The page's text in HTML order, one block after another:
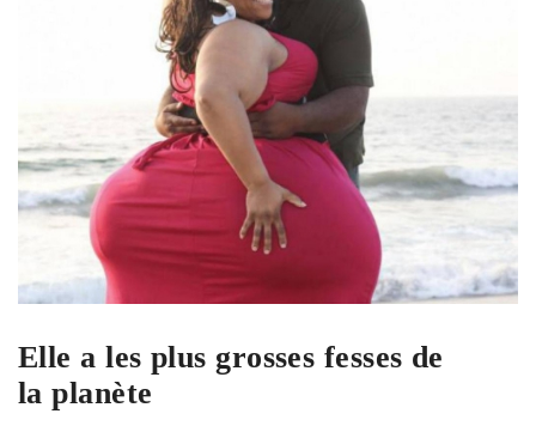
Elle a les plus grosses fesses de
la planète